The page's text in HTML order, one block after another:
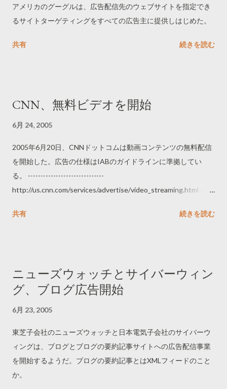
アメリカのグーグルは、広告配信先のウェブサイトを指定でき
るサイトターゲティングをすべての広告主に提供しはじめた。
共有 続きを読む
CNN、無料ビデオを開始
6月 24, 2005
2005年6月20日、CNNドットコムは動画コンテンツの無料配信
を開始した。広告の仕様はIABのガイドラインに準拠してい
る。 ------------------------------
http://us.cnn.com/services/advertise/video_streaming.html -----
共有
続きを読む
ニューズウォッチとサイバーウィン
グ、ブログ広告開始
6月 23, 2005
東芝子会社のニューズウォッチと日本電気子会社のサイバーウ
ィングは、ブログとブログの要約記事サイトへの広告配信事業
を開始するようだ。ブログの要約記事とはXMLフィードのこと
か。